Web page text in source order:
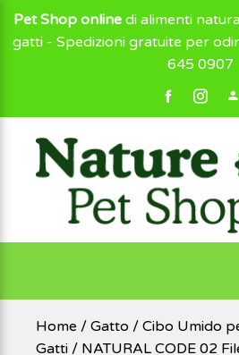
Pet Shop online di alimenti
gatti - Spedizioni gratuite per
645 0907
Home / Gatto / Cibo Umido
Gatti / NATURAL CODE 02